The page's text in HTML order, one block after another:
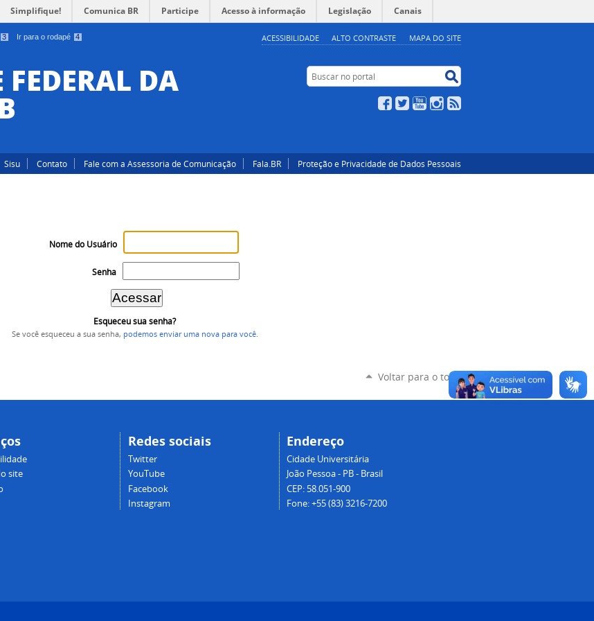
3 Ir para o rodapé 4 ACESSIBILIDADE ALTO CONTRASTE MAPA DO SITE
Simplifique! Comunica BR Participe Acesso à informação Legislação Canais
DA Buscar no portal
Facebook
TwitterYouTubeInstagram
Sisu Contato Fale com a Assessoria de Comunicação Fala.BR Proteção e Privacidade de Dados Pessoais
Nome do Usuário
Senha
Esqueceu sua senha?
Se você esqueceu a sua senha, podemos enviar uma nova para você.
Voltar para o topo
site
Redes sociais
Twitter
YouTube
Facebook
Instagram
Endereço
Cidade Universitária
João Pessoa - PB - Brasil
CEP: 58.051-900
Fone: +55 (83) 3216-7200